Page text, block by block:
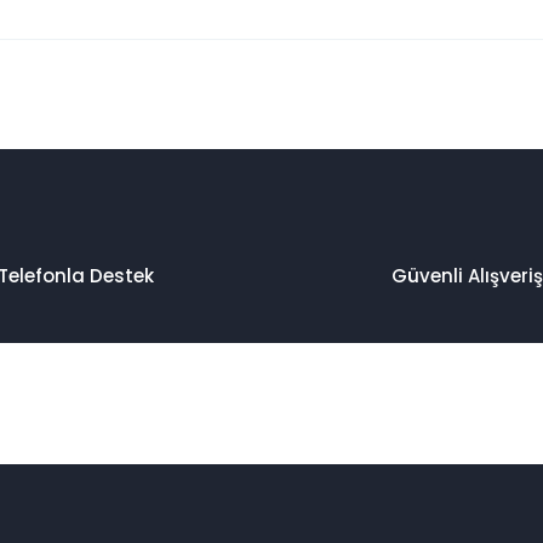
Telefonla Destek Güvenli Alışveriş